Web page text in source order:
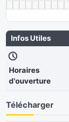
Infos Utiles
Horaires
d'ouverture
Télécharger